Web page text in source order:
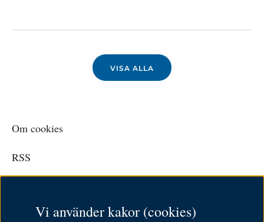
Vi använder kakor (cookies)
VISA ALLA
Om cookies
RSS
Tillgänglighetsredogörelse